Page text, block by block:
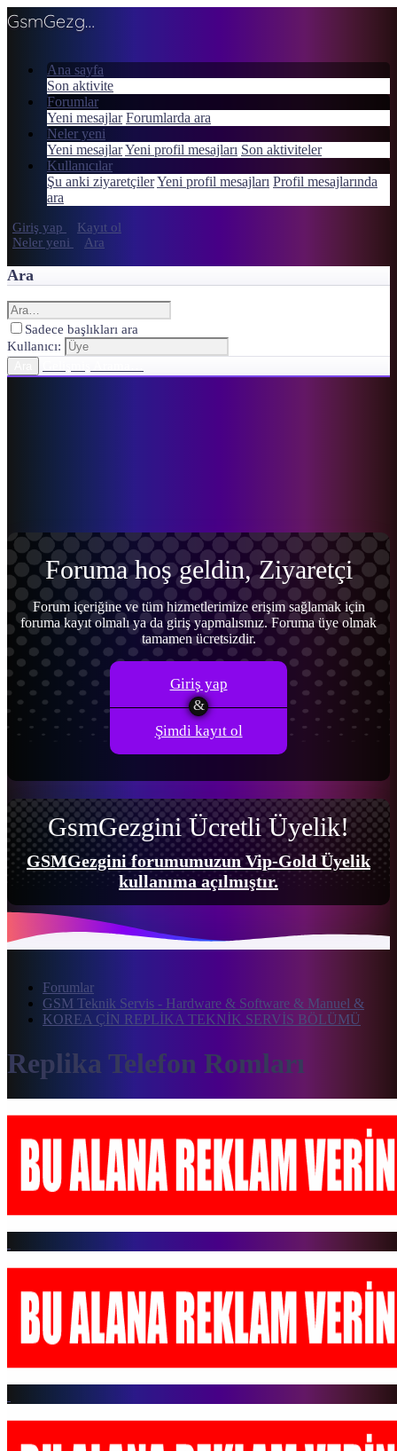
GsmGezgini
Ana sayfa
Son aktivite
Forumlar
Yeni mesajlar Forumlarda ara
Neler yeni
Yeni mesajlarYeni profil mesajları Son aktiviteler
Kullanıcılar
Şu anki ziyaretçilerYeni profil mesajları Profil mesajlarında
ara
Giriş yap
Kayıt ol
Neler yeni
Ara
Ara
Sadece başlıkları ara
Kullanıcı:
Foruma hoş geldin, Ziyaretçi
Forum içeriğine ve tüm hizmetlerimize erişim sağlamak için
foruma kayıt olmalı ya da giriş yapmalısınız. Foruma üye olmak
tamamen ücretsizdir.
Giriş yap
Şimdi kayıt ol
GsmGezgini Ücretli Üyelik!
GSMGezgini forumumuzun Vip-Gold Üyelik
kullanıma açılmıştır.
Forumlar
GSM Teknik Servis - Hardware & Software & Manuel &
KOREA ÇİN REPLİKA TEKNİK SERVİS BÖLÜMÜ
Replika Telefon Romları